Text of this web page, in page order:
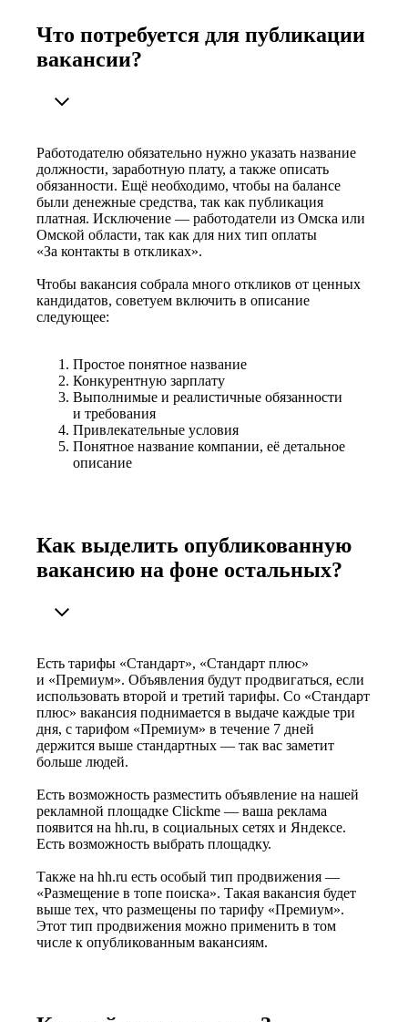
Что потребуется для публикации
вакансии?
Работодателю обязательно нужно указать название
должности, заработную плату, а также описать
обязанности. Ещё необходимо, чтобы на балансе
были денежные средства, так как публикация
платная. Исключение — работодатели из Омска или
Омской области, так как для них тип оплаты
«За контакты в откликах».
Чтобы вакансия собрала много откликов от ценных
кандидатов, советуем включить в описание
следующее:
Простое понятное название
Конкурентную зарплату
Выполнимые и реалистичные обязанности
и требования
Привлекательные условия
Понятное название компании, её детальное
описание
Как выделить опубликованную
вакансию на фоне остальных?
Есть тарифы «Стандарт», «Стандарт плюс»
и «Премиум». Объявления будут продвигаться, если
использовать второй и третий тарифы. Со «Стандарт
плюс» вакансия поднимается в выдаче каждые три
дня, с тарифом «Премиум» в течение 7 дней
держится выше стандартных — так вас заметит
больше людей.
Есть возможность разместить объявление на нашей
рекламной площадке Clickme — ваша реклама
появится на hh.ru, в социальных сетях и Яндексе.
Есть возможность выбрать площадку.
Также на hh.ru есть особый тип продвижения —
«Размещение в топе поиска». Такая вакансия будет
выше тех, что размещены по тарифу «Премиум».
Этот тип продвижения можно применить в том
числе к опубликованным вакансиям.